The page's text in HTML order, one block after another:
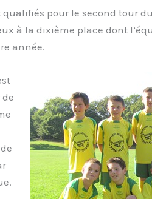
qualifiés pour le second tour
à la dixième place dont
année.